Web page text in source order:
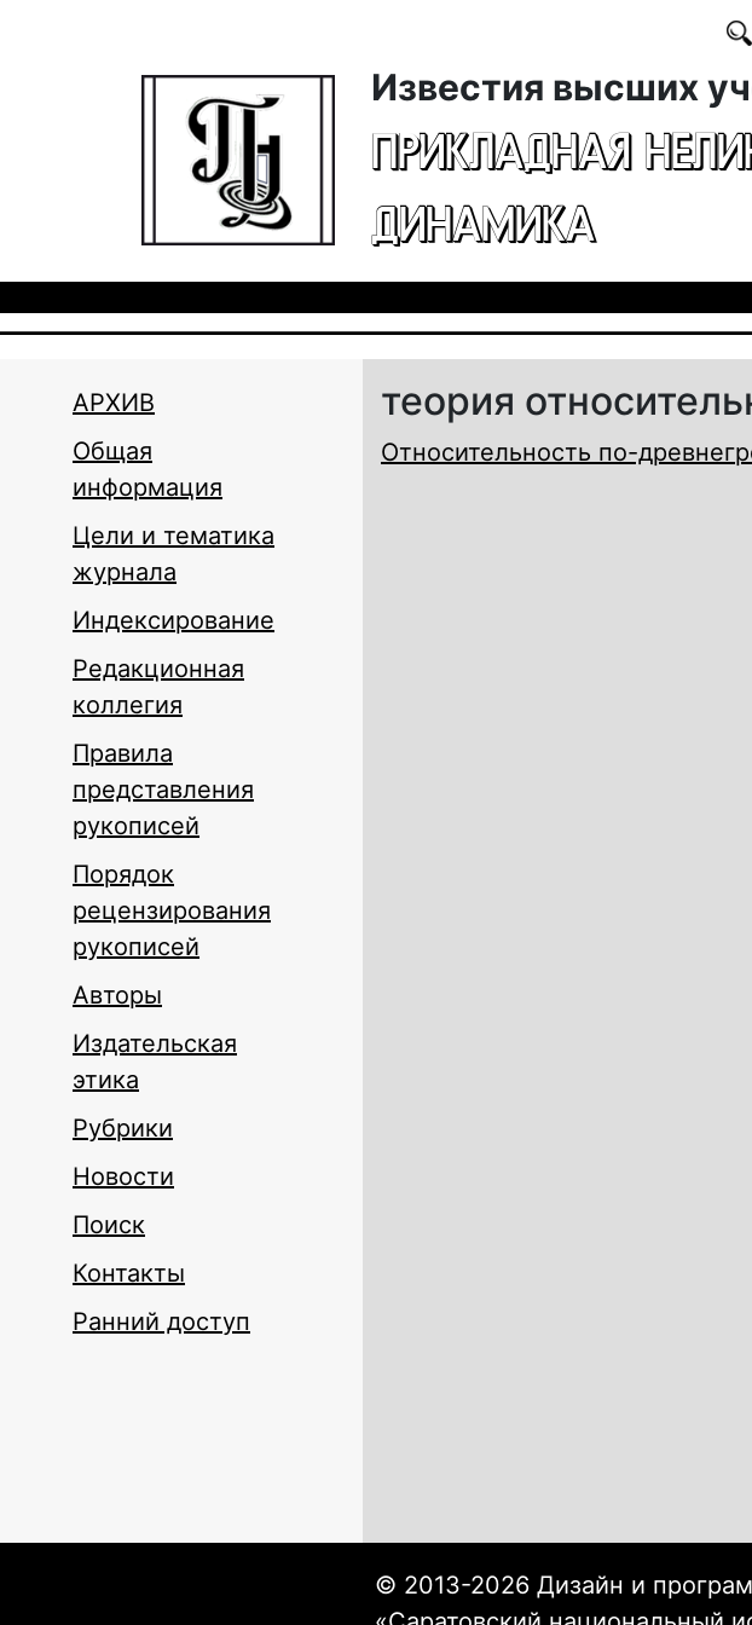
Известия высших
ПРИКЛАДНАЯ
ДИНАМИКА
АРХИВ
Общая
информация
Цели и тематика
журнала
Индексирование
Редакционная
коллегия
Правила
представления
рукописей
Порядок
рецензирования
рукописей
Авторы
Издательская
этика
Рубрики
Новости
Поиск
Контакты
Ранний доступ
теория
Относительность по-
© 2013-2026 Дизайн и